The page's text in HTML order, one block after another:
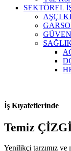
SEKTÖREL
AŞÇI
İş Kıyafetlerinde
Temiz
Yenilikçi tarzımız